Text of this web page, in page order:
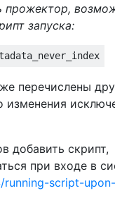
прожектор,
запуска:
перечислены
изменения
добавить скрипт,
при входе в
script-